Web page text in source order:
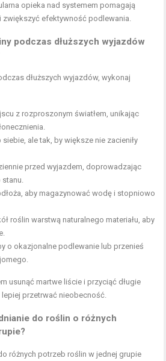
opieka nad systemem pomagają
efektywność podlewania.
podczas dłuższych wyjazdów
dłuższych wyjazdów, wykonaj
z rozproszonym światłem, unikając
ale tak, by większe nie zacieniły
przed wyjazdem, doprowadzając
aby magazynować wodę i stopniowo
roślin warstwą naturalnego materiału, aby
o okazjonalne podlewanie lub przenieś
usunąć martwe liście i przyciąć długie
przetrwać nieobecność.
do roślin o różnych
różnych potrzeb roślin w jednej grupie